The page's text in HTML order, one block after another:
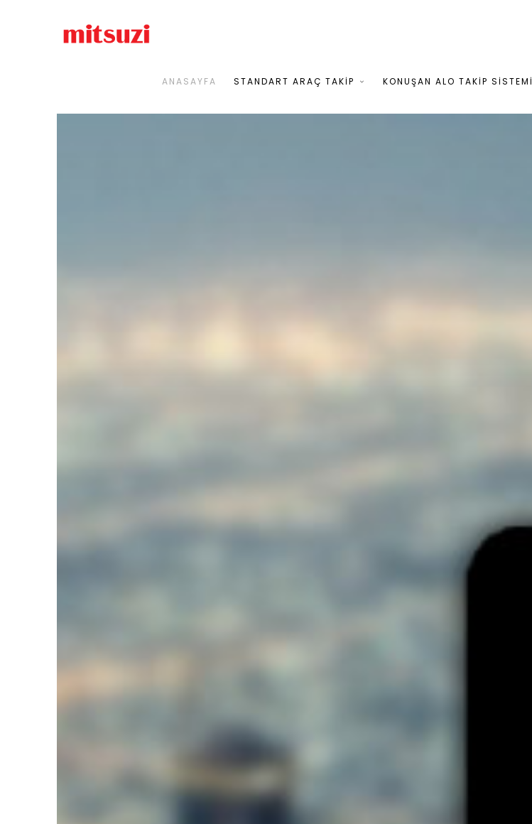
ANASAYFA STANDART ARAÇ TAKİP KONUŞAN ALO TAKİP SİSTEMİ